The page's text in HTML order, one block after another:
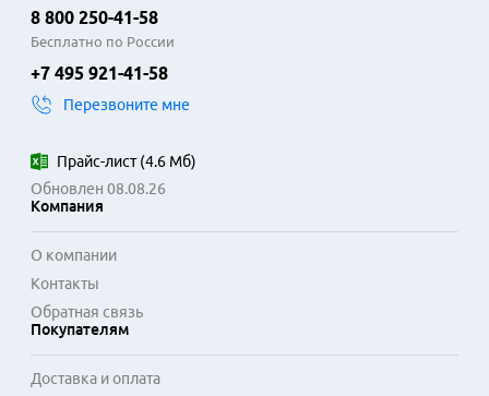
8 800 250-41-58
Бесплатно по России
+7 495 921-41-58
Перезвоните мне
Прайс-лист(4.6 Мб)
Обновлен 08.08.26
Компания
О компании
Контакты
Обратная связь
Покупателям
Доставка и оплата